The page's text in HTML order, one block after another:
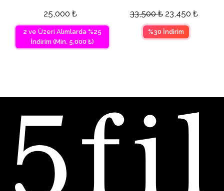
25,000 ₺
2 ve Üzeri Alımlarda %25
İndirim (Min. 5,000 ₺)
33,500₺ 23,450 ₺
%30 İndirim